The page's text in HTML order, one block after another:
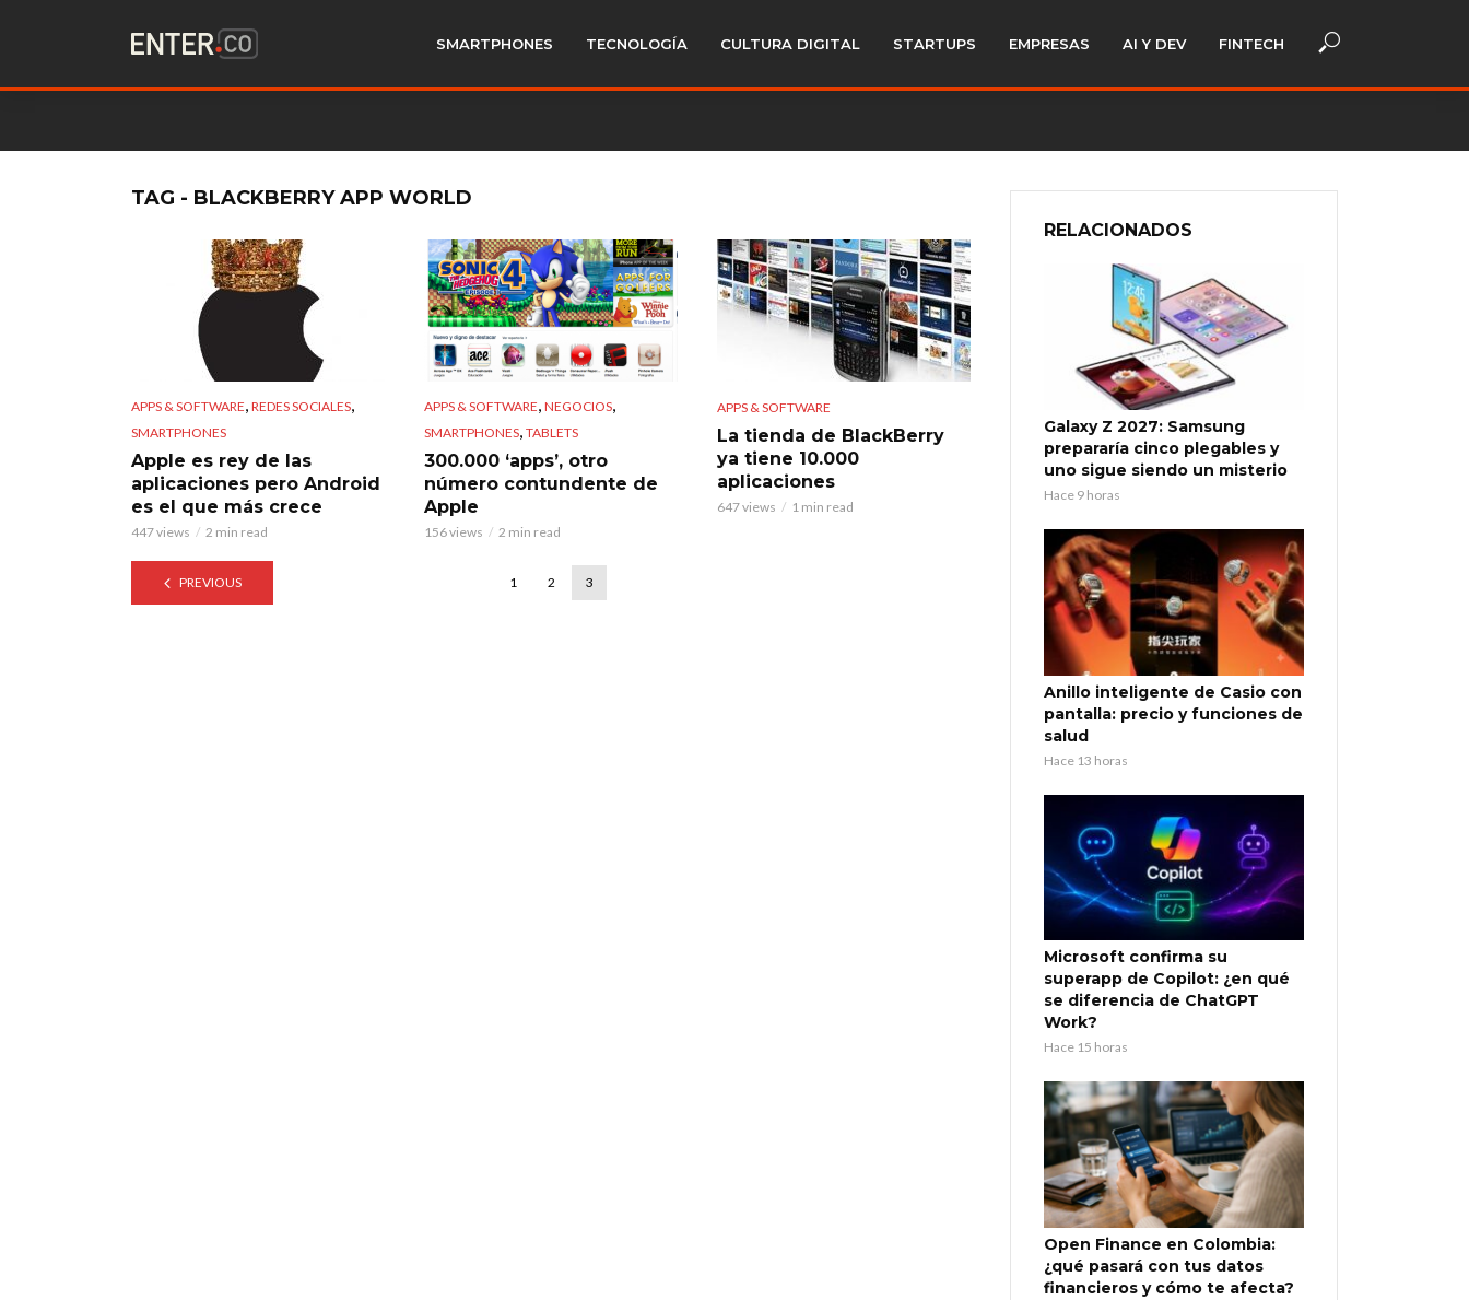
SMARTPHONES TECNOLOGÍA CULTURA DIGITAL STARTUPS EMPRESAS AI Y DEV FINTECH
TAG - BLACKBERRY APP WORLD
APPS & SOFTWARE, REDES SOCIALES,
SMARTPHONES
Apple es rey de las
aplicaciones pero Android
es el que más crece
447 views 2 min read
APPS & SOFTWARE, NEGOCIOS,
SMARTPHONES, TABLETS
300.000 ‘apps’, otro
número contundente de
Apple
156 views 2 min read
APPS & SOFTWARE
La tienda de BlackBerry
ya tiene 10.000
aplicaciones
647 views 1 min read
PREVIOUS 1 2 3
RELACIONADOS
Galaxy Z 2027: Samsung
prepararía cinco plegables y
uno sigue siendo un misterio
Hace 9 horas
Anillo inteligente de Casio con
pantalla: precio y funciones de
salud
Hace 13 horas
Microsoft confirma su
superapp de Copilot: ¿en qué
se diferencia de ChatGPT
Work?
Hace 15 horas
Open Finance en Colombia:
¿qué pasará con tus datos
financieros y cómo te afecta?